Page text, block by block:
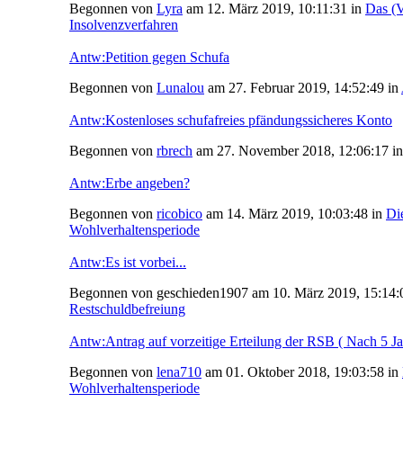
Begonnen von Lyra am 12. März 2019, 10:11:31 in Das
Insolvenzverfahren
Antw:Petition gegen Schufa
Begonnen von Lunalou am 27. Februar 2019, 14:52:49 in
Antw:Kostenloses schufafreies pfändungssicheres Konto
Begonnen von rbrech am 27. November 2018, 12:06:17
Antw:Erbe angeben?
Begonnen von ricobico am 14. März 2019, 10:03:48 in
Wohlverhaltensperiode
Antw:Es ist vorbei...
Begonnen von geschieden1907 am 10. März 2019,
Restschuldbefreiung
Antw:Antrag auf vorzeitige Erteilung der RSB ( Nach 5
Begonnen von lena710 am 01. Oktober 2018, 19:03:58 in
Wohlverhaltensperiode